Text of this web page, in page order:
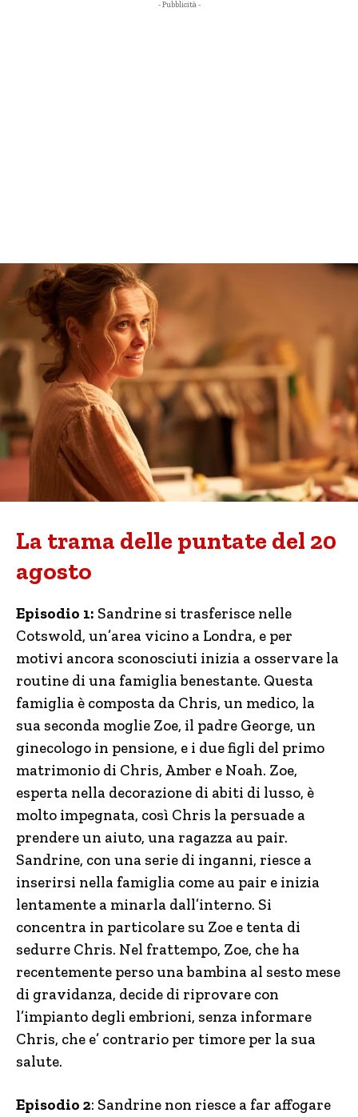
- Pubblicità -
La trama delle puntate del 20
agosto
Episodio 1: Sandrine si trasferisce nelle
Cotswold, un’area vicino a Londra, e per
motivi ancora sconosciuti inizia a osservare la
routine di una famiglia benestante. Questa
famiglia è composta da Chris, un medico, la
sua seconda moglie Zoe, il padre George, un
ginecologo in pensione, e i due figli del primo
matrimonio di Chris, Amber e Noah. Zoe,
esperta nella decorazione di abiti di lusso, è
molto impegnata, così Chris la persuade a
prendere un aiuto, una ragazza au pair.
Sandrine, con una serie di inganni, riesce a
inserirsi nella famiglia come au pair e inizia
lentamente a minarla dall’interno. Si
concentra in particolare su Zoe e tenta di
sedurre Chris. Nel frattempo, Zoe, che ha
recentemente perso una bambina al sesto mese
di gravidanza, decide di riprovare con
l’impianto degli embrioni, senza informare
Chris, che e’ contrario per timore per la sua
salute.
Episodio 2: Sandrine non riesce a far affogare